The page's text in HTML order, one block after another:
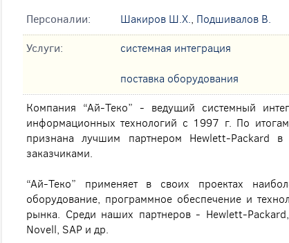
Персоналии: Шакиров Ш.Х., Подшивалов В.
Услуги:
системная интеграция
поставка оборудования
Компания “Ай-Теко” - ведущий системный
информационных технологий с 1997 г. По
признана лучшим партнером Hewlett-Packard
заказчиками.
“Ай-Теко” применяет в своих проектах
оборудование, программное обеспечение и
рынка. Среди наших партнеров - Hewlett-
Novell, SAP и др.